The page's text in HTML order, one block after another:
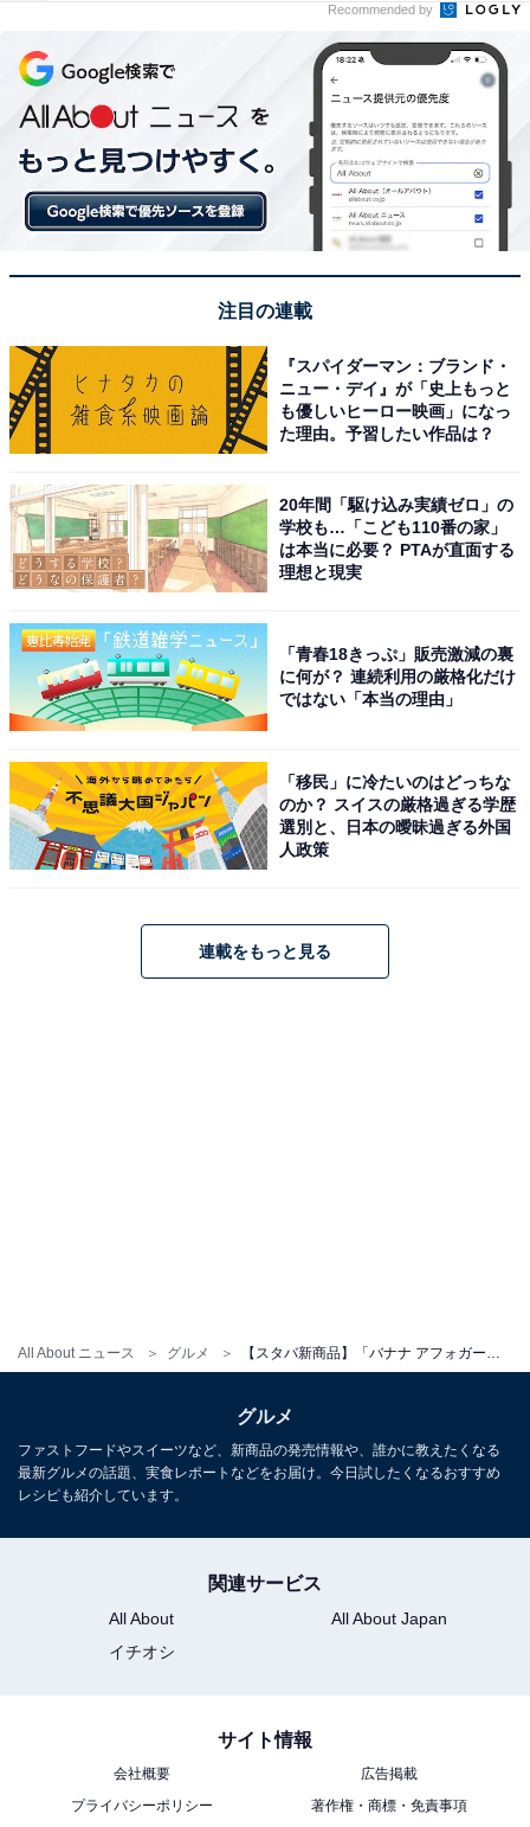
All About ニュース グルメ 【スタバ新商品】「バナナ アフォガート フラペチーノ」登場！ 「絶対美味しいやつ」「気になりすぎる」
Recommended by
注目の連載
『スパイダーマン：ブランド・
ニュー・デイ』が「史上もっと
も優しいヒーロー映画」になっ
た理由。予習したい作品は？
20年間「駆け込み実績ゼロ」の
学校も…「こども110番の家」
は本当に必要？ PTAが直面する
理想と現実
「青春18きっぷ」販売激減の裏
に何が？ 連続利用の厳格化だけ
ではない「本当の理由」
「移民」に冷たいのはどっちな
のか？ スイスの厳格過ぎる学歴
選別と、日本の曖昧過ぎる外国
人政策
連載をもっと見る
グルメ
ファストフードやスイーツなど、新商品の発売情報や、誰かに教えたくなる
最新グルメの話題、実食レポートなどをお届け。今日試したくなるおすすめ
レシピも紹介しています。
関連サービス
All About
All About Japan
イチオシ
サイト情報
会社概要
広告掲載
プライバシーポリシー
著作権・商標・免責事項